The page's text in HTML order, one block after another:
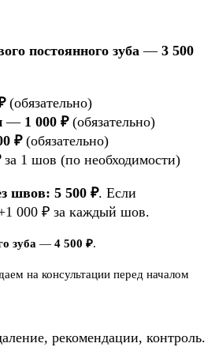
постоянного зуба — 3 500
(обязательно)
— 1 000 ₽(обязательно)
₽(обязательно)
за 1 шов (по необходимости)
швов: 5 500 ₽. Если
000 ₽ за каждый шов.
зуба — 4 500 ₽.
на консультации перед началом
рекомендации, контроль.